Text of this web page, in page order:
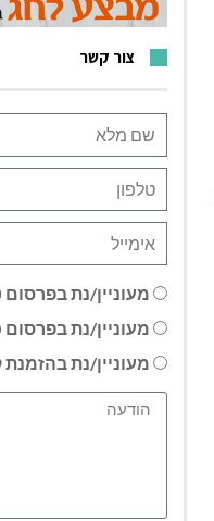
צור קשר
מעוניין/נת בפרסום
מעוניין/נת
מעוניין/נת בהזמנת